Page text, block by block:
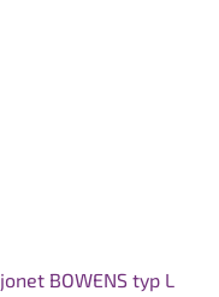
BOWENS typ L